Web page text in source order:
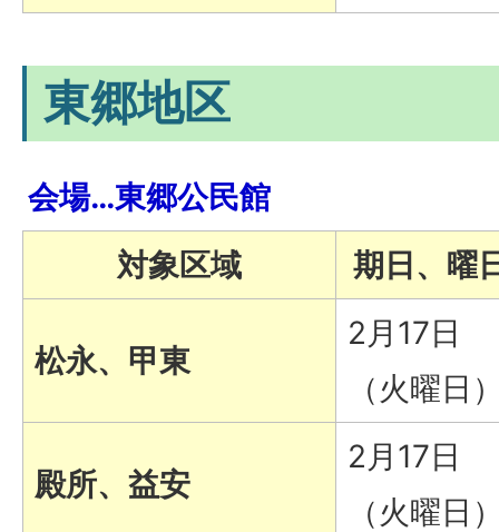
東郷地区
会場…東郷公民館
対象区域
期日、曜
松永、甲東
2月17日
（火曜日
殿所、益安
2月17日
（火曜日